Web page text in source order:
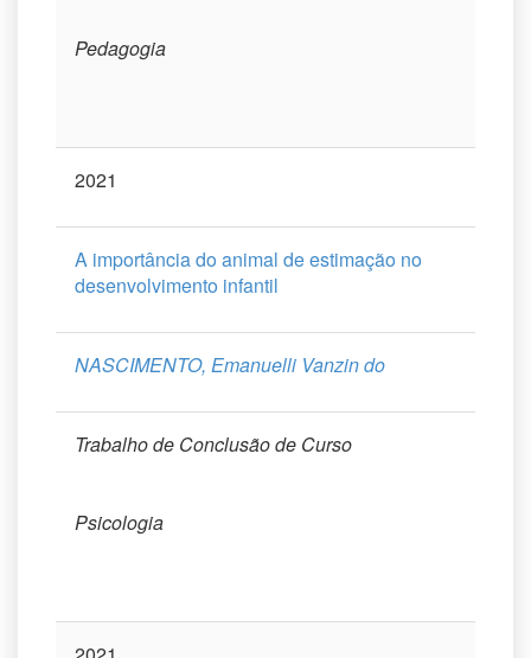
Pedagogia
2021
A importância do animal de estimação no
desenvolvimento infantil
NASCIMENTO, Emanuelli Vanzin do
Trabalho de Conclusão de Curso
Psicologia